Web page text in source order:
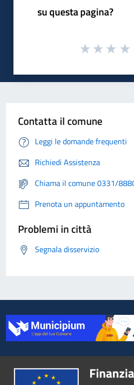
su questa pagina?
Contatta il comune
Leggi le domande frequenti
Richiedi Assistenza
Chiama il comune 0331/
Prenota un appuntamento
Problemi in città
Segnala disservizio